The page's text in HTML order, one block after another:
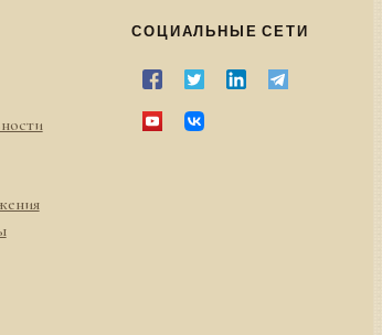
СОЦИАЛЬНЫЕ СЕТИ